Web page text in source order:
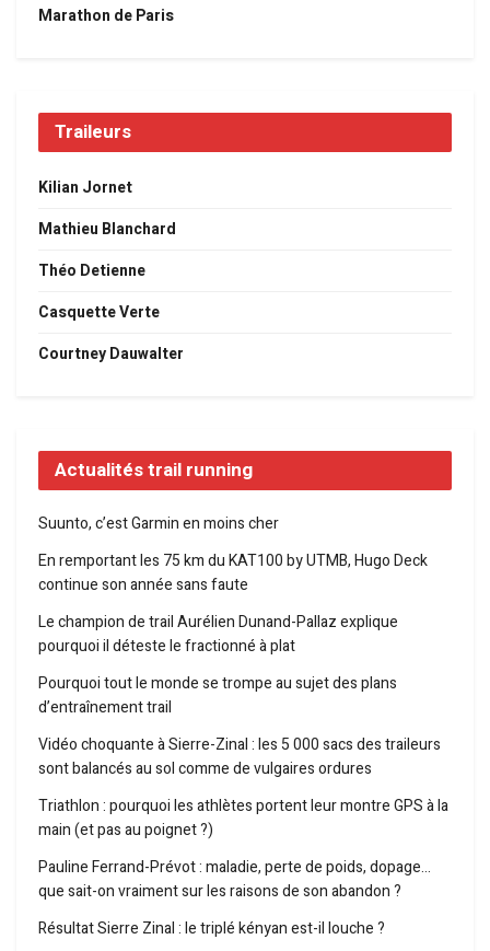
Marathon de Paris
Traileurs
Kilian Jornet
Mathieu Blanchard
Théo Detienne
Casquette Verte
Courtney Dauwalter
Actualités trail running
Suunto, c’est Garmin en moins cher
En remportant les 75 km du KAT100 by UTMB, Hugo Deck
continue son année sans faute
Le champion de trail Aurélien Dunand-Pallaz explique
pourquoi il déteste le fractionné à plat
Pourquoi tout le monde se trompe au sujet des plans
d’entraînement trail
Vidéo choquante à Sierre-Zinal : les 5 000 sacs des traileurs
sont balancés au sol comme de vulgaires ordures
Triathlon : pourquoi les athlètes portent leur montre GPS à la
main (et pas au poignet ?)
Pauline Ferrand-Prévot : maladie, perte de poids, dopage…
que sait-on vraiment sur les raisons de son abandon ?
Résultat Sierre Zinal : le triplé kényan est-il louche ?